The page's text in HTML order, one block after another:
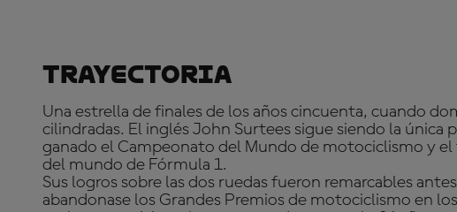
Trayectoria
Una estrella de finales de los años cincuenta, cuando
cilindradas. El inglés John Surtees sigue siendo la única
ganado el Campeonato del Mundo de motociclismo y
del mundo de Fórmula 1.
Sus logros sobre las dos ruedas fueron remarcables
abandonase los Grandes Premios de motociclismo en